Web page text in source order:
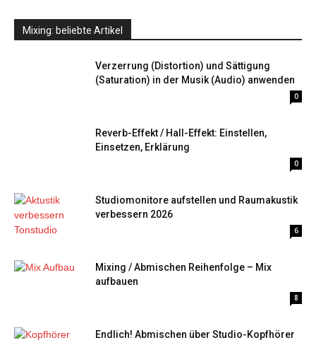
Mixing: beliebte Artikel
Verzerrung (Distortion) und Sättigung
(Saturation) in der Musik (Audio) anwenden
0
Reverb-Effekt / Hall-Effekt: Einstellen,
Einsetzen, Erklärung
0
Studiomonitore aufstellen und Raumakustik
verbessern 2026
6
Mixing / Abmischen Reihenfolge – Mix
aufbauen
8
Endlich! Abmischen über Studio-Kopfhörer